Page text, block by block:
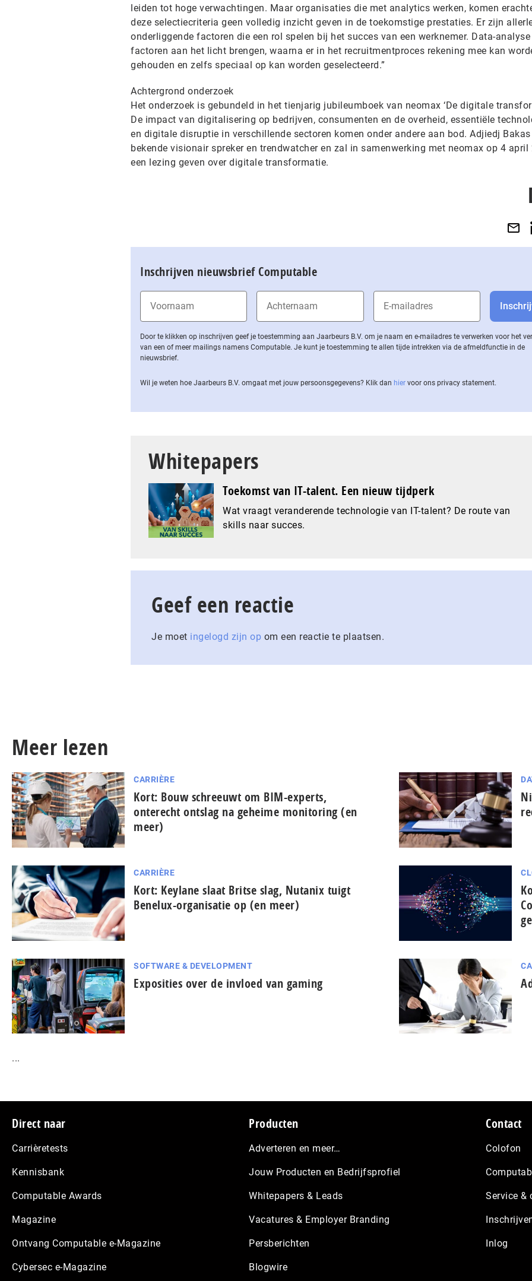
leiden tot hoge verwachtingen. Maar organisaties die met analytics werken, komen
deze selectiecriteria geen volledig inzicht geven in de toekomstige prestaties. Er zijn
onderliggende factoren die een rol spelen bij het succes van een werknemer. Data-
factoren aan het licht brengen, waarna er in het recruitmentproces rekening mee kan
gehouden en zelfs speciaal op kan worden geselecteerd.”
Achtergrond onderzoek
Het onderzoek is gebundeld in het tienjarig jubileumboek van neomax ‘De digitale
De impact van digitalisering op bedrijven, consumenten en de overheid, essentiële
en digitale disruptie in verschillende sectoren komen onder andere aan bod. Adjiedj Bakas
bekende visionair spreker en trendwatcher en zal in samenwerking met neomax op 4 april
een lezing geven over digitale transformatie.
Inschrijven nieuwsbrief Computable
Door te klikken op inschrijven geef je toestemming aan Jaarbeurs B.V. om je naam en e-mailadres te verwerken voor het
van een of meer mailings namens Computable. Je kunt je toestemming te allen tijde intrekken via de af­meld­func­tie in de
nieuwsbrief.
Wil je weten hoe Jaarbeurs B.V. omgaat met jouw per­soons­ge­ge­vens? Klik dan hier voor ons privacy statement.
Whitepapers
Toekomst van IT-talent. Een nieuw tijdperk
Wat vraagt veranderende technologie van IT-talent? De route van
skills naar succes.
Geef een reactie
Je moet ingelogd zijn op om een reactie te plaatsen.
Meer lezen
CARRIÈRE
Kort: Bouw schreeuwt om BIM-experts,
onterecht ontslag na geheime monitoring (en
meer)
CARRIÈRE
Kort: Keylane slaat Britse slag, Nutanix tuigt
Benelux-organisatie op (en meer)
SOFTWARE & DEVELOPMENT
Exposities over de invloed van gaming
...
Footer
Direct naar
Carrièretests
Kennisbank
Computable Awards
Magazine
Ontvang Computable e-Magazine
Cybersec e-Magazine
Producten
Adverteren en meer…
Jouw Producten en Bedrijfsprofiel
Whitepapers & Leads
Vacatures & Employer Branding
Persberichten
Blogwire
Contact
Colofon
Service &
Inlog